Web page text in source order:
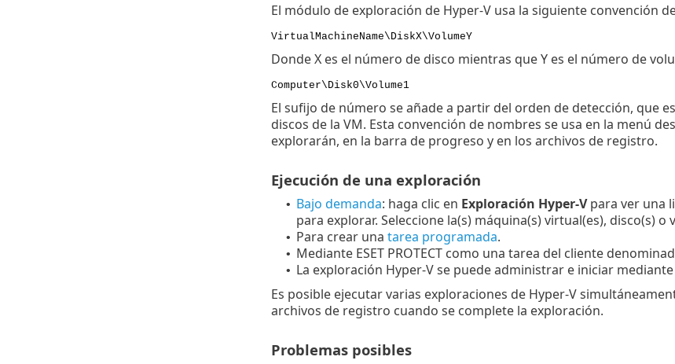
El módulo de exploración de Hyper-V usa la siguiente convención
VirtualMachineName\DiskX\VolumeY
Donde X es el número de disco mientras que Y es el número de
Computer\Disk0\Volume1
El sufijo de número se añade a partir del orden de detección, que
discos de la VM. Esta convención de nombres se usa en la menú
explorarán, en la barra de progreso y en los archivos de registro.
Ejecución de una exploración
• Bajo demanda: haga clic en Exploración Hyper-Vpara ver una
para explorar. Seleccione la(s) máquina(s) virtual(es), disco(s)
• Para crear una tarea programada.
• Mediante ESET PROTECT como una tarea del cliente
• La exploración Hyper-V se puede administrar e iniciar mediante
Es posible ejecutar varias exploraciones de Hyper-V
archivos de registro cuando se complete la exploración.
Problemas posibles